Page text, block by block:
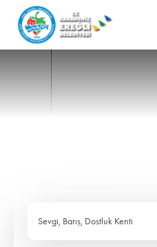
Sevgi, Barış, Dostluk Kenti